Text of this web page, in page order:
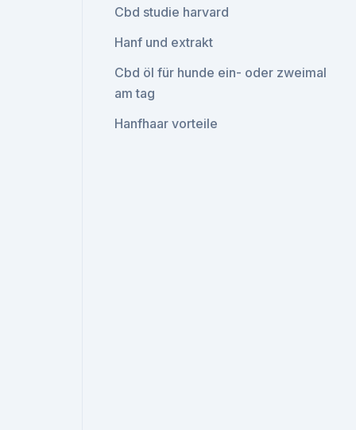
Cbd studie harvard
Hanf und extrakt
Cbd öl für hunde ein- oder zweimal
am tag
Hanfhaar vorteile